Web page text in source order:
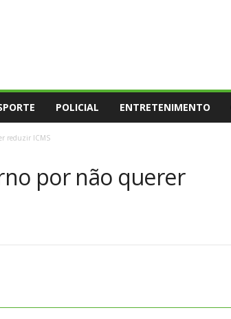
POLICIAL ENTRETENIMENTO
reduzir ICMS
por não querer